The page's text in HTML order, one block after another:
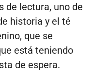
de lectura, uno de
historia y el té
que se
está teniendo
de espera.